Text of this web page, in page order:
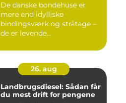
De danske bondehuse er
mere end idylliske
bindingsværk og stråtage –
de er levende...
26. aug
Landbrugsdiesel: Sådan får
du mest drift for pengene